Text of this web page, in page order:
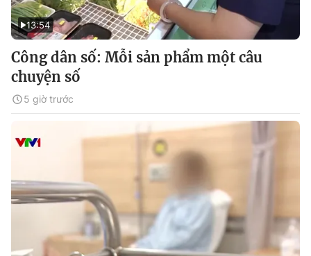
13:54
Công dân số: Mỗi sản phẩm một câu
chuyện số
5 giờ trước